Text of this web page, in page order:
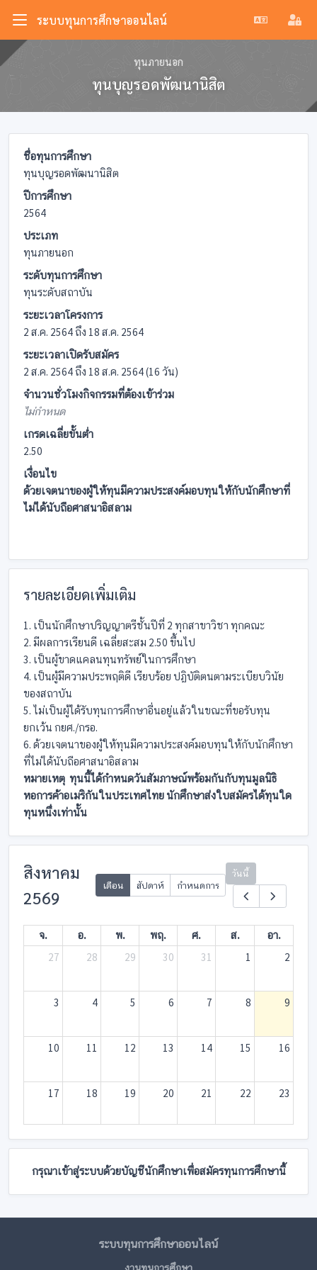
ระบบทุนการศึกษาออนไลน์
ทุนภายนอก
ทุนบุญรอดพัฒนานิสิต
ชื่อทุนการศึกษา
ทุนบุญรอดพัฒนานิสิต
ปีการศึกษา
2564
ประเภท
ทุนภายนอก
ระดับทุนการศึกษา
ทุนระดับสถาบัน
ระยะเวลาโครงการ
2 ส.ค. 2564 ถึง 18 ส.ค. 2564
ระยะเวลาเปิดรับสมัคร
2 ส.ค. 2564 ถึง 18 ส.ค. 2564 (16 วัน)
จำนวนชั่วโมงกิจกรรมที่ต้องเข้าร่วม
ไม่กำหนด
เกรดเฉลี่ยขั้นต่ำ
2.50
เงื่อนไข
ด้วยเจตนาของผู้ให้ทุนมีความประสงค์มอบทุนให้กับนักศึกษาที่
ไม่ได้นับถือศาสนาอิสลาม
รายละเอียดเพิ่มเติม
1. เป็นนักศึกษาปริญญาตรีชั้นปีที่ 2 ทุกสาขาวิชา ทุกคณะ
2. มีผลการเรียนดี เฉลี่ยสะสม 2.50 ขึ้นไป
3. เป็นผู้ขาดแคลนทุนทรัพย์ในการศึกษา
4. เป็นผู้มีความประพฤติดี เรียบร้อย ปฏิบัติตนตามระเบียบวินัย
ของสถาบัน
5. ไม่เป็นผู้ได้รับทุนการศึกษาอื่นอยู่แล้วในขณะที่ขอรับทุน
ยกเว้น กยศ./กรอ.
6. ด้วยเจตนาของผู้ให้ทุนมีความประสงค์มอบทุนให้กับนักศึกษา
ที่ไม่ได้นับถือศาสนาอิสลาม
หมายเหตุ ทุนนี้ได้กำหนดวันสัมภาษณ์พร้อมกันกับทุนมูลนิธิ
หอการค้าอเมริกันในประเทศไทย นักศึกษาส่งใบสมัครได้ทุนใด
ทุนหนึ่งเท่านั้น
สิงหาคม
2569
เดือน สัปดาห์ กำหนดการ
วันนี้
จ. อ. พ. พฤ. ศ. ส.
อา.
27
28 29 30 31 1 2
3 4 5 6 7 8 9
10 11 12 13 14 15 16
17 18 19 20 21 22 23
24 25 26 27 28 29 30
กรุณาเข้าสู่ระบบด้วยบัญชีนักศึกษาเพื่อสมัครทุนการศึกษานี้
ระบบทุนการศึกษาออนไลน์